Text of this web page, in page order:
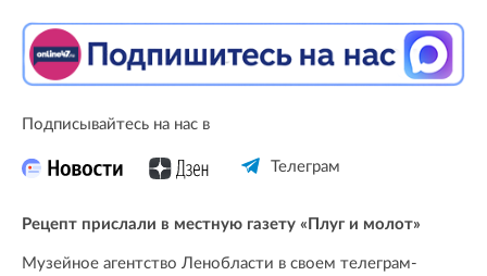
Подписывайтесь на нас в
Телеграм
Рецепт прислали в местную газету «Плуг и молот»
Музейное агентство Ленобласти в своем телеграм-